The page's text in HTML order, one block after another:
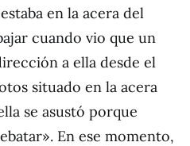
en la acera del
cuando vio que un
a ella desde el
situado en la acera
se asustó porque
En ese momento,